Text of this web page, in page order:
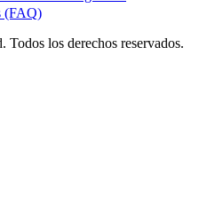
(FAQ)
los derechos reservados.